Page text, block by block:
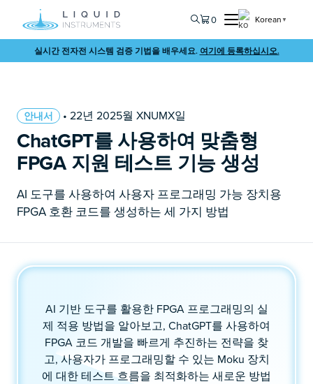
0 Korean ▼
실시간 전자전 시스템 검증 기법을 배우세요. 여기에 등록하십시오.
안내서 • 22년 2025월 XNUMX일
ChatGPT를 사용하여 맞춤형
FPGA 지원 테스트 기능 생성
AI 도구를 사용하여 사용자 프로그래밍 가능 장치용
FPGA 호환 코드를 생성하는 세 가지 방법
AI 기반 도구를 활용한 FPGA 프로그래밍의 실
제 적용 방법을 알아보고, ChatGPT를 사용하여
FPGA 코드 개발을 빠르게 추진하는 전략을 찾
고, 사용자가 프로그래밍할 수 있는 Moku 장치
에 대한 테스트 흐름을 최적화하는 새로운 방법